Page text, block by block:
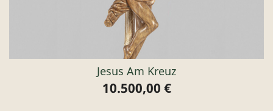
Jesus Am Kreuz
Preis
10.500,00 €